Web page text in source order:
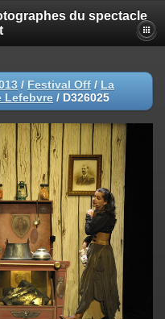
du spectacle
/ Festival Off / La
Lefebvre / D326025